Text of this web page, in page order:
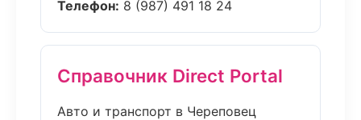
Телефон: 8 (987) 491 18 24
Справочник Direct Portal
Авто и транспорт в Череповец